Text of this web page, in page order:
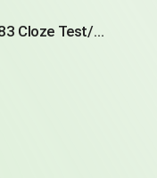
超級英語通-英檢篇 083 Cloze Test/段落填空-13